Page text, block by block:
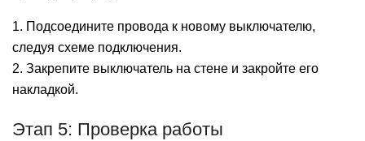
1. Подсоедините провода к новому выключателю,
следуя схеме подключения.
2. Закрепите выключатель на стене и закройте его
накладкой.
Этап 5: Проверка работы